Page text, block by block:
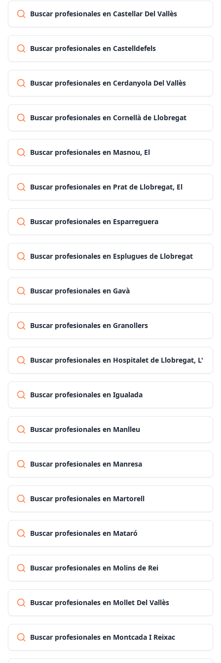
Buscar profesionales en Castellar Del Vallès
Buscar profesionales en Castelldefels
Buscar profesionales en Cerdanyola Del Vallès
Buscar profesionales en Cornellà de Llobregat
Buscar profesionales en Masnou, El
Buscar profesionales en Prat de Llobregat, El
Buscar profesionales en Esparreguera
Buscar profesionales en Esplugues de Llobregat
Buscar profesionales en Gavà
Buscar profesionales en Granollers
Buscar profesionales en Hospitalet de Llobregat, L'
Buscar profesionales en Igualada
Buscar profesionales en Manlleu
Buscar profesionales en Manresa
Buscar profesionales en Martorell
Buscar profesionales en Mataró
Buscar profesionales en Molins de Rei
Buscar profesionales en Mollet Del Vallès
Buscar profesionales en Montcada I Reixac